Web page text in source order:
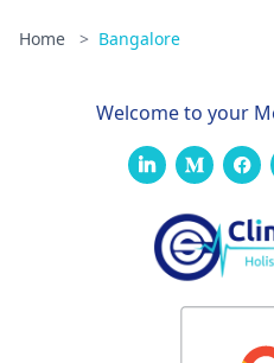
Home > Bangalore
Welcome to your